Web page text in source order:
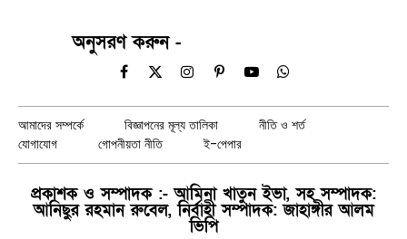
অনুসরণ করুন -
Facebook
X
InstagramPinterestYouTubeWhatsApp
আমাদের সম্পর্কে বিজ্ঞাপনের মূল্য তালিকা
নীতি ও শর্ত
যোগাযোগ
গোপনীয়তা নীতি ই-পেপার
প্রকাশক ও সম্পাদক :- আমিনা খাতুন ইভা, সহ সম্পাদক:
আনিছুর রহমান রুবেল, নির্বাহী সম্পাদক: জাহাঙ্গীর আলম
ভিপি